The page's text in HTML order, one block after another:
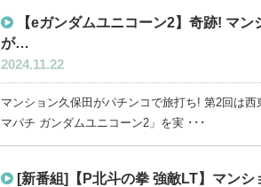
【eガンダムユニコーン2】奇跡! マン
が…
2024.11.22
マンション久保田がパチンコで旅打ち! 第2回は西
マパチ ガンダムユニコーン2」を実 ･･･
[新番組]【P北斗の拳 強敵LT】マンシ